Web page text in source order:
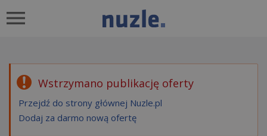
Wstrzymano publikację oferty
Przejdź do strony głównej Nuzle.pl
Dodaj za darmo nową ofertę